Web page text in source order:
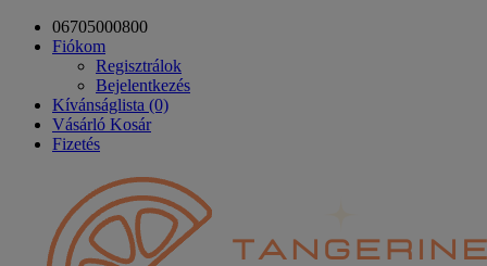
06705000800
Fiókom
Regisztrálok
Bejelentkezés
Kívánságlista (0)
Vásárló Kosár
Fizetés